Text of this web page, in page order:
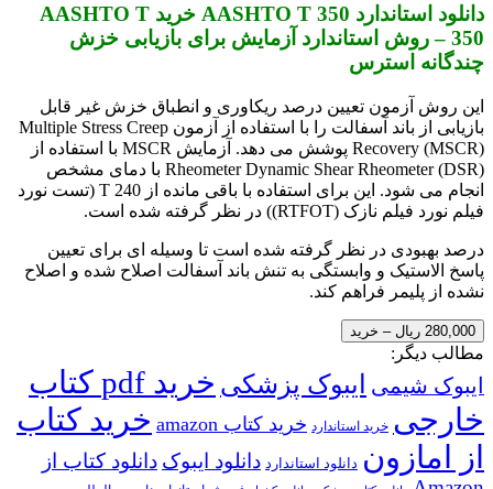
دانلود استاندارد AASHTO T 350 خرید AASHTO T
350 – روش استاندارد آزمایش برای بازیابی خزش
چندگانه استرس
این روش آزمون تعیین درصد ریکاوری و انطباق خزش غیر قابل
بازیابی از باند آسفالت را با استفاده از آزمون Multiple Stress Creep
Recovery (MSCR) پوشش می دهد. آزمایش MSCR با استفاده از
Rheometer Dynamic Shear Rheometer (DSR) با دمای مشخص
انجام می شود. این برای استفاده با باقی مانده از T 240 (تست نورد
فیلم نورد فیلم نازک (RTFOT)) در نظر گرفته شده است.
درصد بهبودی در نظر گرفته شده است تا وسیله ای برای تعیین
پاسخ الاستیک و وابستگی به تنش باند آسفالت اصلاح شده و اصلاح
نشده از پلیمر فراهم کند.
280,000 ریال – خرید
مطالب دیگر:
ایبوک شیمی ایبوک پزشکی
خرید pdf کتاب
خارجی خرید استاندارد خرید کتاب amazon
خرید کتاب
از امازون دانلود استاندارد دانلود ایبوک دانلود کتاب از